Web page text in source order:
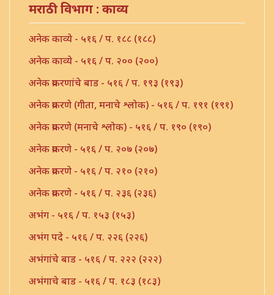
मराठी विभाग : काव्य
अनेक काव्ये - ५१६ / प. १८८ (१८८)
अनेक काव्ये - ५१६ / प. २०० (२००)
अनेक प्रकरणांचे बाड - ५१६ / प. १९३ (१९३)
अनेक प्रकरणे (गीता, मनाचे श्लोक) - ५१६ / प. १९१ (१९१)
अनेक प्रकरणे (मनाचे श्लोक) - ५१६ / प. १९० (१९०)
अनेक प्रकरणे - ५१६ / प. २०७ (२०७)
अनेक प्रकरणे - ५१६ / प. २१० (२१०)
अनेक प्रकरणे - ५१६ / प. २३६ (२३६)
अभंग - ५१६ / प. १५३ (१५३)
अभंग पदे - ५१६ / प. २२६ (२२६)
अभंगांचे बाड - ५१६ / प. २२२ (२२२)
अभंगाचे बाड - ५१६ / प. १८३ (१८३)